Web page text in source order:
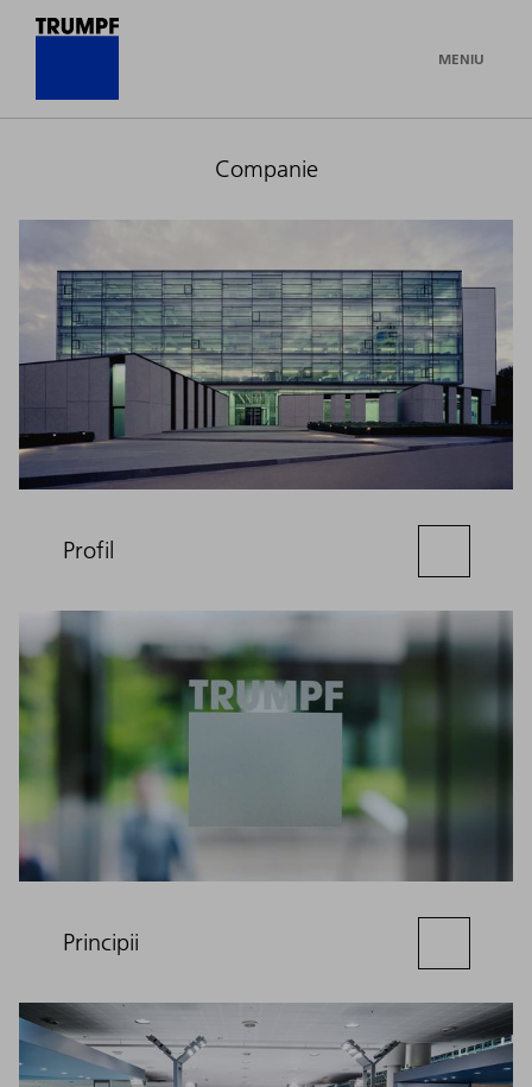
MENIU
Companie
Profil
Principii